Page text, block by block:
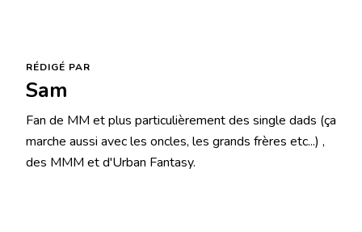
RÉDIGÉ PAR
Sam
Fan de MM et plus particulièrement des single dads (ça
marche aussi avec les oncles, les grands frères etc...) ,
des MMM et d'Urban Fantasy.